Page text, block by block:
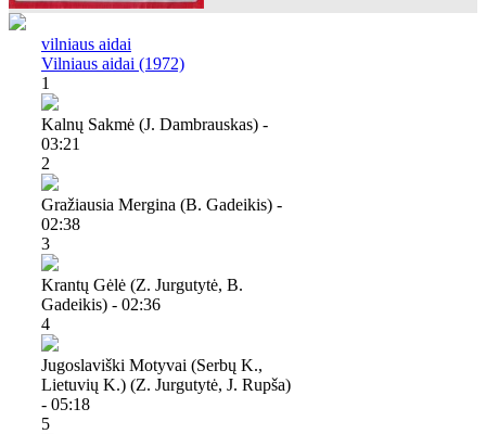
vilniaus aidai
Vilniaus aidai (1972)
1
Kalnų Sakmė (j. Dambrauskas) -
03:21
2
Gražiausia Mergina (b. Gadeikis) -
02:38
3
Krantų Gėlė (z. Jurgutytė, B.
Gadeikis) - 02:36
4
Jugoslaviški Motyvai (serbų K.,
Lietuvių K.) (z. Jurgutytė, J. Rupša)
- 05:18
5